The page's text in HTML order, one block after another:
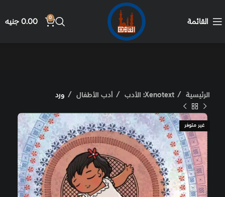
القائمة 0
0.00 جنيه
الرئيسية Xenotext: الأدب أدب الأطفال ورد
غير متوفر